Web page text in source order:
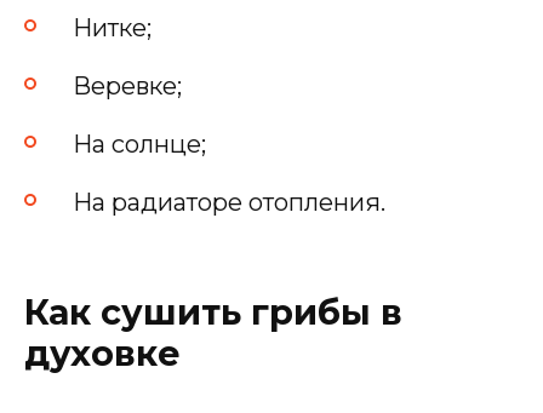
Нитке;
Веревке;
На солнце;
На радиаторе отопления.
Как сушить грибы в
духовке